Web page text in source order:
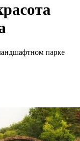
парке